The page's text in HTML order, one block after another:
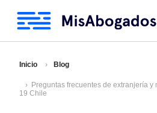
Inicio Blog
Preguntas frecuentes de extranjería
19 Chile